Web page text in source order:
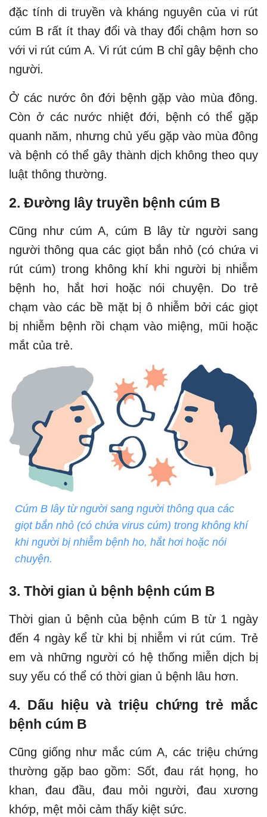
đặc tính di truyền và kháng nguyên của vi rút
cúm B rất ít thay đổi và thay đổi chậm hơn so
với vi rút cúm A. Vi rút cúm B chỉ gây bệnh cho
người.
Ở các nước ôn đới bệnh gặp vào mùa đông.
Còn ở các nước nhiệt đới, bệnh có thể gặp
quanh năm, nhưng chủ yếu gặp vào mùa đông
và bệnh có thể gây thành dịch không theo quy
luật thông thường.
2. Đường lây truyền bệnh cúm B
Cũng như cúm A, cúm B lây từ người sang
người thông qua các giọt bắn nhỏ (có chứa vi
rút cúm) trong không khí khi người bị nhiễm
bệnh ho, hắt hơi hoặc nói chuyện. Do trẻ
chạm vào các bề mặt bị ô nhiễm bởi các giọt
bị nhiễm bệnh rồi chạm vào miệng, mũi hoặc
mắt của trẻ.
Cúm B lây từ người sang người thông qua các
giọt bắn nhỏ (có chứa virus cúm) trong không khí
khi người bị nhiễm bệnh ho, hắt hơi hoặc nói
chuyện.
3. Thời gian ủ bệnh bệnh cúm B
Thời gian ủ bệnh của bệnh cúm B từ 1 ngày
đến 4 ngày kể từ khi bị nhiễm vi rút cúm. Trẻ
em và những người có hệ thống miễn dịch bị
suy yếu có thể có thời gian ủ bệnh lâu hơn.
4. Dấu hiệu và triệu chứng trẻ mắc
bệnh cúm B
Cũng giống như mắc cúm A, các triệu chứng
thường gặp bao gồm: Sốt, đau rát họng, ho
khan, đau đầu, đau mỏi người, đau xương
khớp, mệt mỏi cảm thấy kiệt sức.